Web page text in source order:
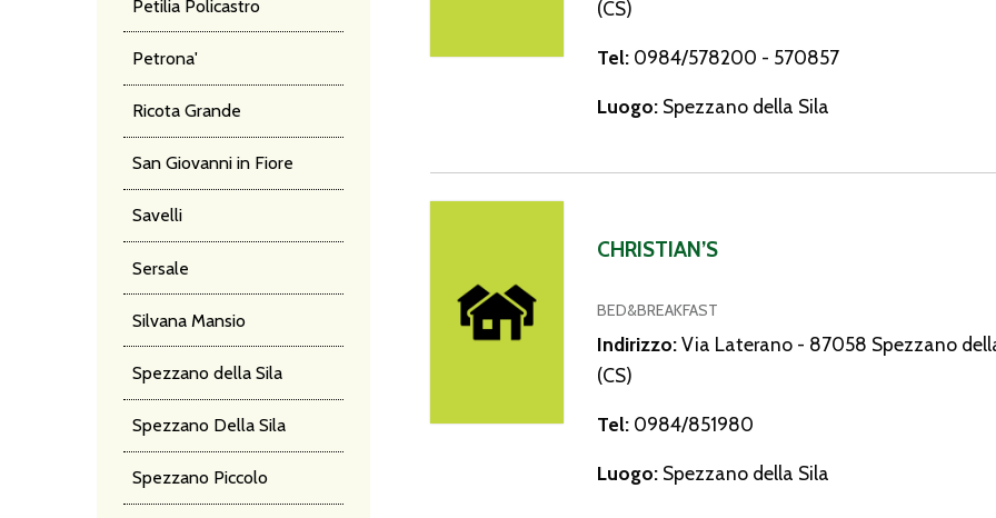
Petilia Policastro
Petrona'
Ricota Grande
San Giovanni in Fiore
Savelli
Sersale
Silvana Mansio
Spezzano della Sila
Spezzano Della Sila
Spezzano Piccolo
(CS)
Tel: 0984/578200 - 570857
Luogo: Spezzano della Sila
CHRISTIAN’S
BED&BREAKFAST
Indirizzo:Via Laterano - 87058 Spezzano
(CS)
Tel: 0984/851980
Luogo: Spezzano della Sila